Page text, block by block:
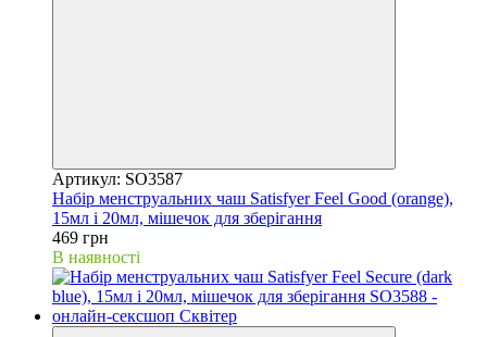
Артикул: SO3587
Набір менструальних чаш Satisfyer Feel Good (orange),
15мл і 20мл, мішечок для зберігання
469 грн
В наявності